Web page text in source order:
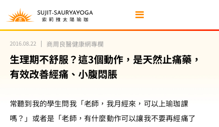
2016.08.22 商周良醫健康網專欄
生理期不舒服？這3個動作，是天然止痛藥，
有效改善經痛、小腹悶脹
常聽到我的學生問我「老師，我月經來，可以上瑜珈課
嗎？」或者是「老師，有什麼動作可以讓我不要再經痛了